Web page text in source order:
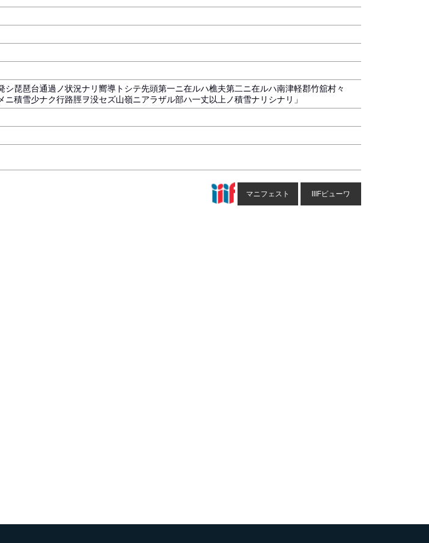
シ琵琶台通過ノ状況ナリ嚮導トシテ先頭第一ニ在ルハ樵夫第二ニ在ルハ南津軽郡竹舘村々
積雪少ナク行路脛ヲ没セズ山嶺ニアラザル部ハ一丈以上ノ積雪ナリシナリ」
マニフェスト IIIFビューワ